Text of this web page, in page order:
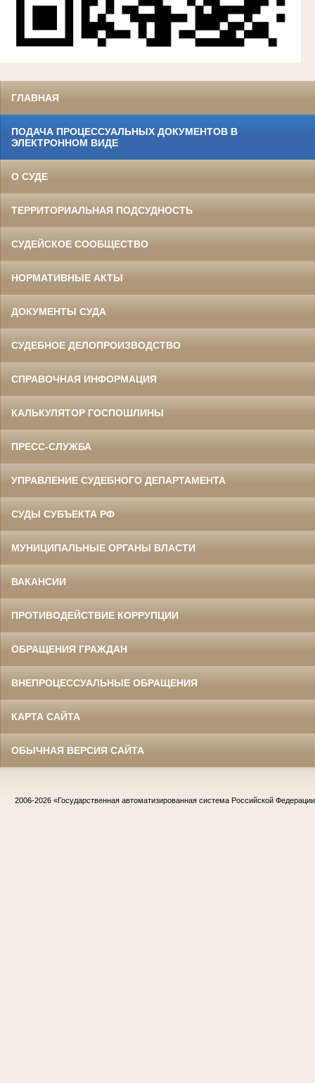
ГЛАВНАЯ
ПОДАЧА ПРОЦЕССУАЛЬНЫХ ДОКУМЕНТОВ В
ЭЛЕКТРОННОМ ВИДЕ
О СУДЕ
ТЕРРИТОРИАЛЬНАЯ ПОДСУДНОСТЬ
СУДЕЙСКОЕ СООБЩЕСТВО
НОРМАТИВНЫЕ АКТЫ
ДОКУМЕНТЫ СУДА
СУДЕБНОЕ ДЕЛОПРОИЗВОДСТВО
СПРАВОЧНАЯ ИНФОРМАЦИЯ
КАЛЬКУЛЯТОР ГОСПОШЛИНЫ
ПРЕСС-СЛУЖБА
УПРАВЛЕНИЕ СУДЕБНОГО ДЕПАРТАМЕНТА
СУДЫ СУБЪЕКТА РФ
МУНИЦИПАЛЬНЫЕ ОРГАНЫ ВЛАСТИ
ВАКАНСИИ
ПРОТИВОДЕЙСТВИЕ КОРРУПЦИИ
ОБРАЩЕНИЯ ГРАЖДАН
ВНЕПРОЦЕССУАЛЬНЫЕ ОБРАЩЕНИЯ
КАРТА САЙТА
ОБЫЧНАЯ ВЕРСИЯ САЙТА
2006-2026 «Государственная автоматизированная система Российской